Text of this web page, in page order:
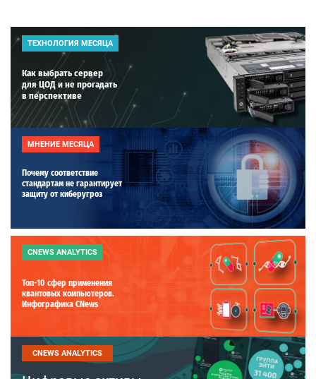
ТЕХНОЛОГИЯ МЕСЯЦА
Как выбрать сервер
для ЦОД и не прогадать
в перспективе
МНЕНИЕ МЕСЯЦА
Почему соответствие
стандартам не гарантирует
защиту от киберугроз
CNEWS ANALYTICS
Топ-10 сфер применения
квантовых компьютеров.
Инфографика CNews
CNEWS ANALYTICS